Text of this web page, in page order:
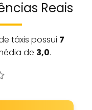
Reais
táxis possui 7
de 3,0.